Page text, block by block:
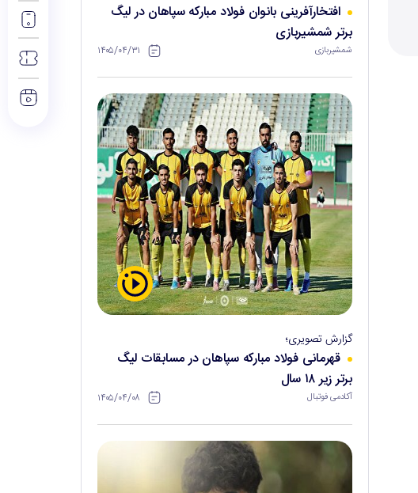
افتخارآفرینی بانوان فولاد مبارکه سپاهان در لیگ
برتر شمشیربازی
شمشیربازی ۱۴۰۵/۰۴/۳۱
گزارش تصویری؛
قهرمانی فولاد مبارکه سپاهان در مسابقات لیگ
برتر زیر ۱۸ سال
آکادمی فوتبال ۱۴۰۵/۰۴/۰۸